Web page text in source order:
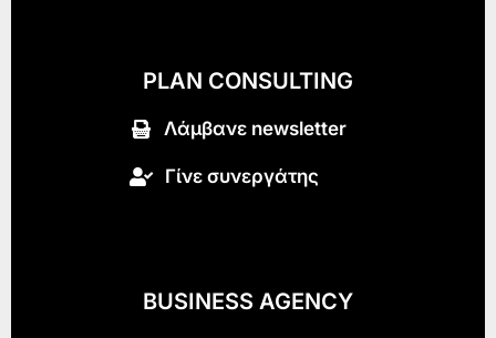
PLAN CONSULTING
Λάμβανε newsletter
Γίνε συνεργάτης
BUSINESS AGENCY